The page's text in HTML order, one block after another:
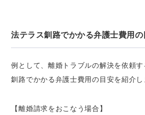
法テラス釧路でかかる弁護士費用の
例として、離婚トラブルの解決を依頼
釧路でかかる弁護士費用の目安を紹介し
【離婚請求をおこなう場合】